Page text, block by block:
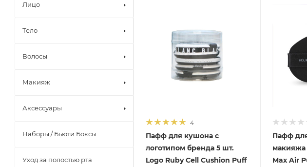
4
Пафф для кушона с
логотипом бренда 5 шт.
Logo Ruby Cell Cushion Puff
Пафф
макияжа
Max Air
Лицо
Тело
Волосы
Макияж
Аксессуары
Наборы / Бьюти Боксы
Уход за полостью рта